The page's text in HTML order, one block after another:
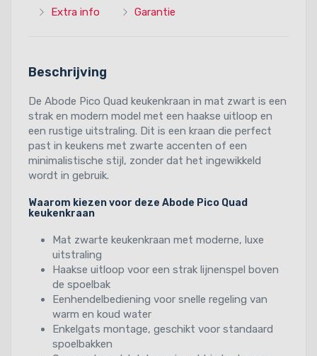
Extra info
Garantie
Beschrijving
De Abode Pico Quad keukenkraan in mat zwart is een
strak en modern model met een haakse uitloop en
een rustige uitstraling. Dit is een kraan die perfect
past in keukens met zwarte accenten of een
minimalistische stijl, zonder dat het ingewikkeld
wordt in gebruik.
Waarom kiezen voor deze Abode Pico Quad
keukenkraan
Mat zwarte keukenkraan met moderne, luxe
uitstraling
Haakse uitloop voor een strak lijnenspel boven
de spoelbak
Eenhendelbediening voor snelle regeling van
warm en koud water
Enkelgats montage, geschikt voor standaard
spoelbakken